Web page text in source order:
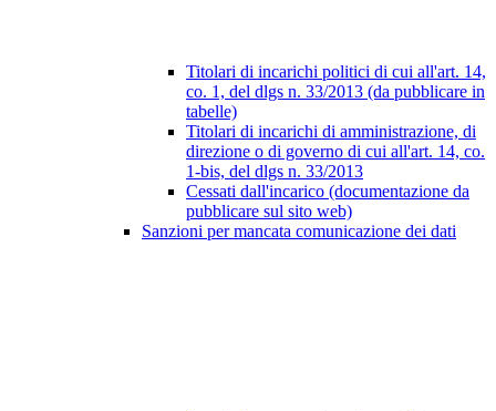
Titolari di incarichi politici di cui all'art. 14,
co. 1, del dlgs n. 33/2013 (da pubblicare in
tabelle)
Titolari di incarichi di amministrazione, di
direzione o di governo di cui all'art. 14, co.
1-bis, del dlgs n. 33/2013
Cessati dall'incarico (documentazione da
pubblicare sul sito web)
Sanzioni per mancata comunicazione dei dati